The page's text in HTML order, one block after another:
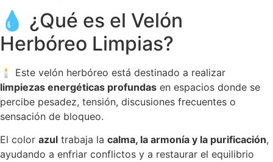
💧 ¿Qué es el Velón
Herbóreo Limpias?
🕯️ Este velón herbóreo está destinado a realizar
limpiezas energéticas profundas en espacios donde se
percibe pesadez, tensión, discusiones frecuentes o
sensación de bloqueo.
El color azul trabaja la calma, la armonía y la purificación,
ayudando a enfriar conflictos y a restaurar el equilibrio